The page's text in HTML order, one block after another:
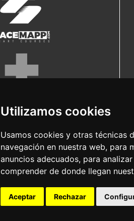
Utilizamos cookies
Usamos cookies y otras técnicas
navegación en nuestra web, para
anuncios adecuados, para
comprender de donde llegan
Aceptar Rechazar